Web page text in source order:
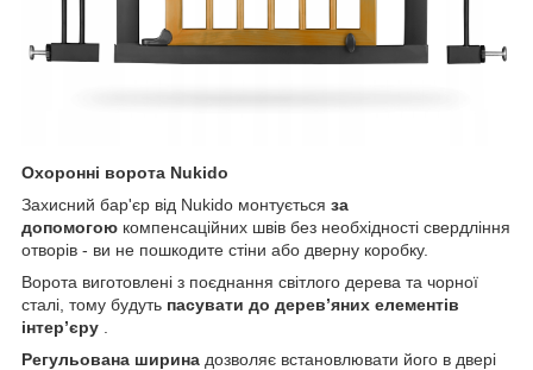
Охоронні ворота Nukido
Захисний бар'єр від Nukido монтується за
допомогою компенсаційних швів без необхідності свердління
отворів - ви не пошкодите стіни або дверну коробку.
Ворота виготовлені з поєднання світлого дерева та чорної
сталі, тому будуть пасувати до дерев’яних елементів
інтер’єру
Регульована ширина дозволяє встановлювати його в двері